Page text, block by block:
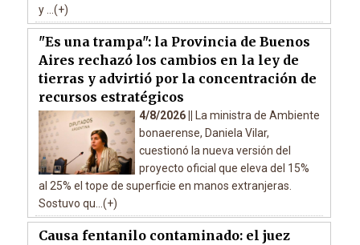
y ...(+)
"Es una trampa": la Provincia de Buenos
Aires rechazó los cambios en la ley de
tierras y advirtió por la concentración de
recursos estratégicos
4/8/2026 ||
La ministra de Ambiente
bonaerense, Daniela Vilar,
cuestionó la nueva versión del
proyecto oficial que eleva del 15%
al 25% el tope de superficie en manos extranjeras.
Sostuvo qu...(+)
Causa fentanilo contaminado: el juez